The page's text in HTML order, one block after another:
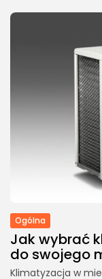
Ogólna
Jak wybrać
do swojego
Klimatyzacja w